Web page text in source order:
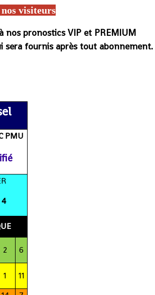
visiteurs
nos pronostics VIP et PREMIUM
sera fournis après tout abonnement.
PMU
4
2 6
1 11